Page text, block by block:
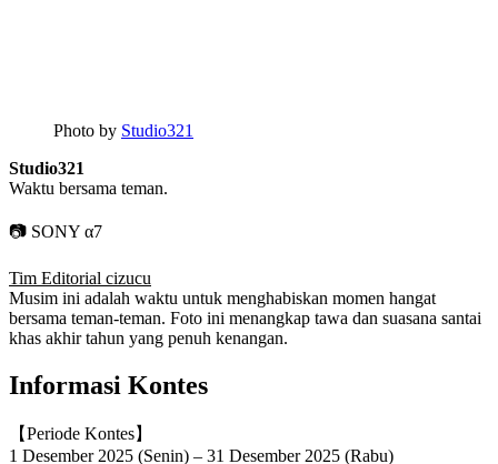
Photo by Studio321
Studio321
Waktu bersama teman.
📷 SONY α7
Tim Editorial cizucu
Musim ini adalah waktu untuk menghabiskan momen hangat
bersama teman-teman. Foto ini menangkap tawa dan suasana santai
khas akhir tahun yang penuh kenangan.
Informasi Kontes
【Periode Kontes】
1 Desember 2025 (Senin) – 31 Desember 2025 (Rabu)